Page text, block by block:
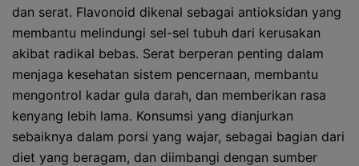
dan serat. Flavonoid dikenal sebagai antioksidan yang
membantu melindungi sel-sel tubuh dari kerusakan
akibat radikal bebas. Serat berperan penting dalam
menjaga kesehatan sistem pencernaan, membantu
mengontrol kadar gula darah, dan memberikan rasa
kenyang lebih lama. Konsumsi yang dianjurkan
sebaiknya dalam porsi yang wajar, sebagai bagian dari
diet yang beragam, dan diimbangi dengan sumber